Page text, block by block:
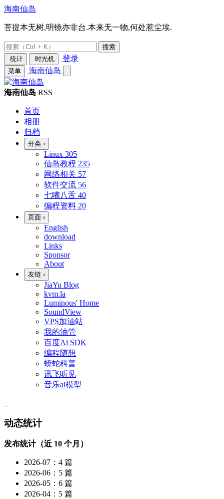
海南仙岛
菩提本无树,明镜亦非台.本来无一物,何处惹尘埃.
搜索
统计
时光机 登录
菜单 海南仙岛
海南仙岛 RSS
首页
相册
归档
分类 ›
Linux 305
仙岛教程 235
网络相关 57
软件交流 56
七嘴八舌 40
编程资料 20
页面 ›
English
download
Links
Sponsor
About
友链 ›
JiaYu Blog
kvm.la
Luminous' Home
SoundView
VPS加油站
我的油管
百度Ai SDK
编程随想
蟒蛇科普
讯飞听见
音乐ai模型
动态统计
发布统计（近 10 个月）
2026-07：4 篇
2026-06：5 篇
2026-05：6 篇
2026-04：5 篇